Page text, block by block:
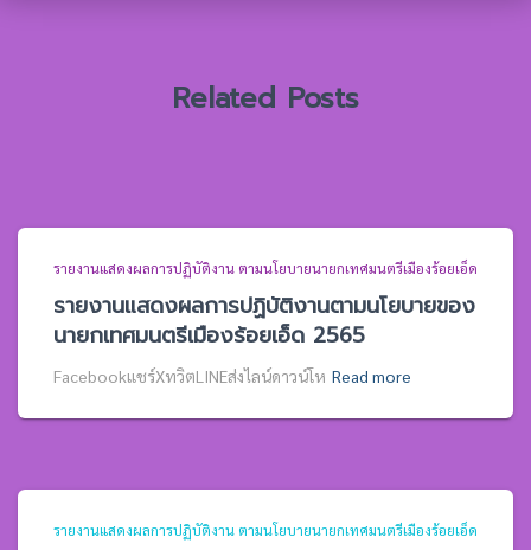
Related Posts
รายงานแสดงผลการปฏิบัติงาน ตามนโยบายนายกเทศมนตรีเมืองร้อยเอ็ด
รายงานแสดงผลการปฏิบัติงานตามนโยบายของ
นายกเทศมนตรีเมืองร้อยเอ็ด 2565
Facebookแชร์XทวิตLINEส่งไลน์ดาวน์โห Read more
รายงานแสดงผลการปฏิบัติงาน ตามนโยบายนายกเทศมนตรีเมืองร้อยเอ็ด